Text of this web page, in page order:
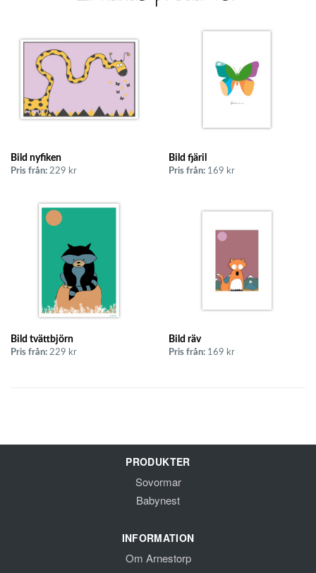
Bild nyfiken
Pris från: 229 kr
Bild fjäril
Pris från: 169 kr
Bild tvättbjörn
Pris från: 229 kr
Bild räv
Pris från: 169 kr
PRODUKTER
Sovormar
Babynest
INFORMATION
Om Arnestorp